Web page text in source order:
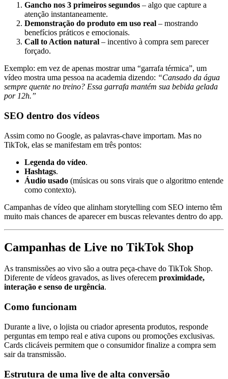
Gancho nos 3 primeiros segundos – algo que capture a
atenção instantaneamente.
Demonstração do produto em uso real – mostrando
benefícios práticos e emocionais.
Call to Action natural – incentivo à compra sem parecer
forçado.
Exemplo: em vez de apenas mostrar uma “garrafa térmica”, um
vídeo mostra uma pessoa na academia dizendo: “Cansado da água
sempre quente no treino? Essa garrafa mantém sua bebida gelada
por 12h.”
SEO dentro dos vídeos
Assim como no Google, as palavras-chave importam. Mas no
TikTok, elas se manifestam em três pontos:
Legenda do vídeo.
Hashtags.
Áudio usado (músicas ou sons virais que o algoritmo entende
como contexto).
Campanhas de vídeo que alinham storytelling com SEO interno têm
muito mais chances de aparecer em buscas relevantes dentro do app.
Campanhas de Live no TikTok Shop
As transmissões ao vivo são a outra peça-chave do TikTok Shop.
Diferente de vídeos gravados, as lives oferecem proximidade,
interação e senso de urgência.
Como funcionam
Durante a live, o lojista ou criador apresenta produtos, responde
perguntas em tempo real e ativa cupons ou promoções exclusivas.
Cards clicáveis permitem que o consumidor finalize a compra sem
sair da transmissão.
Estrutura de uma live de alta conversão